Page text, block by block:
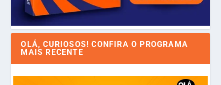
OLÁ, CURIOSOS! CONFIRA O PROGRAMA
MAIS RECENTE